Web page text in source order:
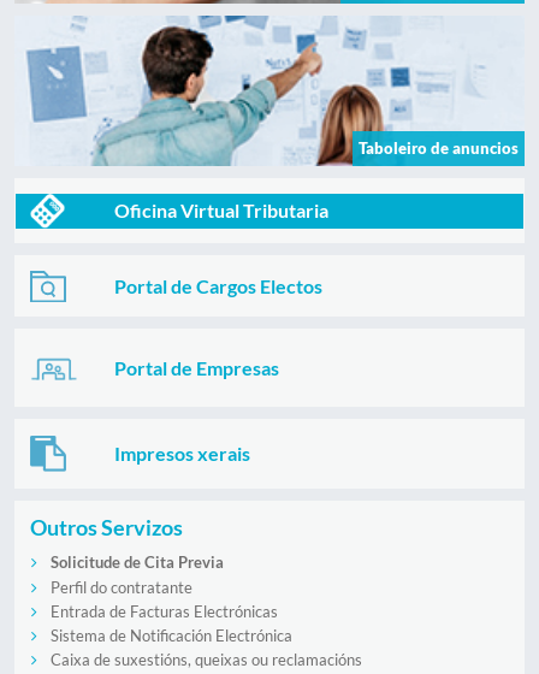
Taboleiro de anuncios
Oficina Virtual Tributaria
Portal de Cargos Electos
Portal de Empresas
Impresos xerais
Outros Servizos
Solicitude de Cita Previa
Perfil do contratante
Entrada de Facturas Electrónicas
Sistema de Notificación Electrónica
Caixa de suxestións, queixas ou reclamacións